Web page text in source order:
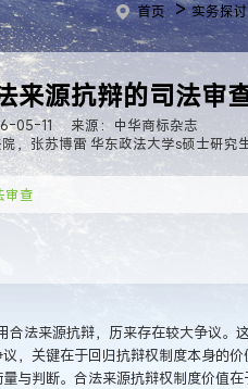
首页 >实务探讨
来源抗辩的司法审
05-11
来源：中华商标杂志
，张苏博雷 华东政法大学s硕士研究
审查
合法来源抗辩，历来存在较大争议。
，关键在于回归抗辩权制度本身的
与判断。合法来源抗辩权制度价值